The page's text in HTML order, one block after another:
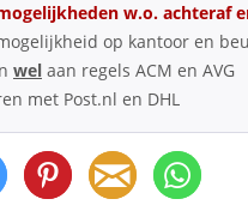
w.o. achteraf
op kantoor en
wel aan regels ACM en AVG
met Post.nl en DHL